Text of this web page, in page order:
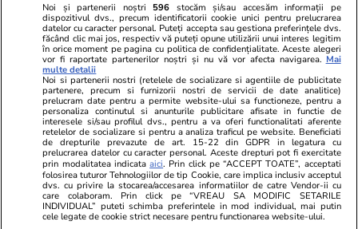
Viva.ro
"Nici acum nu îi știu bine. Nu îi știu familia".
A tăcut luni întregi, dar acum Gina Matache a
spus adevărul despre relația cu ginerele ei,
Radu Siffr...
Unica.ro
Nu și ei! S-au
căsnicie! Cei doi
secret. Nimeni
motiv al
Noi și partenerii noștri 596 stocăm și/sau accesăm informații pe
dispozitivul dvs., precum identificatorii cookie unici pentru prelucrarea
datelor cu caracter personal. Puteți accepta sau gestiona preferințele dvs.
făcând clic mai jos, respectiv vă puteți opune utilizării unui interes legitim
în orice moment pe pagina cu politica de confidențialitate. Aceste alegeri
vor fi raportate partenerilor noștri și nu vă vor afecta navigarea. Mai
multe detalii
Noi si partenerii nostri (retelele de socializare si agentiile de publicitate
partenere, precum si furnizorii nostri de servicii de date analitice)
prelucram date pentru a permite website-ului sa functioneze, pentru a
personaliza continutul si anunturile publicitare afisate in functie de
interesele si/sau profilul dvs., pentru a va oferi functionalitati aferente
retelelor de socializare si pentru a analiza traficul pe website. Beneficiati
de drepturile prevazute de art. 15-22 din GDPR in legatura cu
prelucrarea datelor cu caracter personal. Aceste drepturi pot fi exercitate
prin modalitatea indicataaici. Prin click pe “ACCEPT TOATE”, acceptati
folosirea tuturor Tehnologiilor de tip Cookie, care implica inclusiv acceptul
dvs. cu privire la stocarea/accesarea informatiilor de catre Vendor-ii cu
care colaboram. Prin click pe “VREAU SA MODIFIC SETARILE
INDIVIDUAL” puteti schimba preferintele in mod individual, mai putin
cele legate de cookie strict necesare pentru functionarea website-ului.